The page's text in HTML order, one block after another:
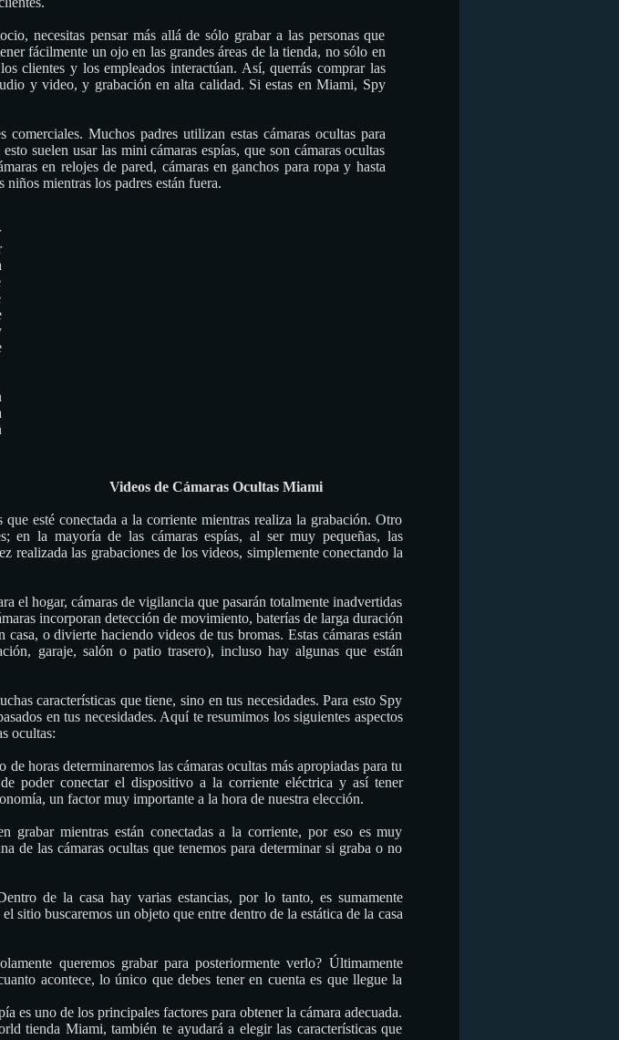
necesitas pensar más allá de sólo grabar a las personas que
fácilmente un ojo en las grandes áreas de la tienda, no sólo en
clientes y los empleados interactúan. Así, querrás comprar las
y video, y grabación en alta calidad. Si estas en Miami, Spy
Muchos padres utilizan estas cámaras ocultas para
suelen usar las mini cámaras espías, que son cámaras ocultas
en relojes de pared, cámaras en ganchos para ropa y hasta
mientras los padres están fuera.
Videos de Cámaras Ocultas Miami
esté conectada a la corriente mientras realiza la grabación. Otro
en la mayoría de las cámaras espías, al ser muy pequeñas, las
realizada las grabaciones de los videos, simplemente conectando la
el hogar, cámaras de vigilancia que pasarán totalmente inadvertidas
incorporan detección de movimiento, baterías de larga duración
o divierte haciendo videos de tus bromas. Estas cámaras están
garaje, salón o patio trasero), incluso hay algunas que están
características que tiene, sino en tus necesidades. Para esto Spy
en tus necesidades. Aquí te resumimos los siguientes aspectos
ocultas:
horas determinaremos las cámaras ocultas más apropiadas para tu
poder conectar el dispositivo a la corriente eléctrica y así tener
un factor muy importante a la hora de nuestra elección.
grabar mientras están conectadas a la corriente, por eso es muy
de las cámaras ocultas que tenemos para determinar si graba o no
de la casa hay varias estancias, por lo tanto, es sumamente
sitio buscaremos un objeto que entre dentro de la estática de la casa
queremos grabar para posteriormente verlo? Últimamente
acontece, lo único que debes tener en cuenta es que llegue la
es uno de los principales factores para obtener la cámara adecuada.
tienda Miami, también te ayudará a elegir las características que